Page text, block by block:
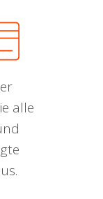
alle